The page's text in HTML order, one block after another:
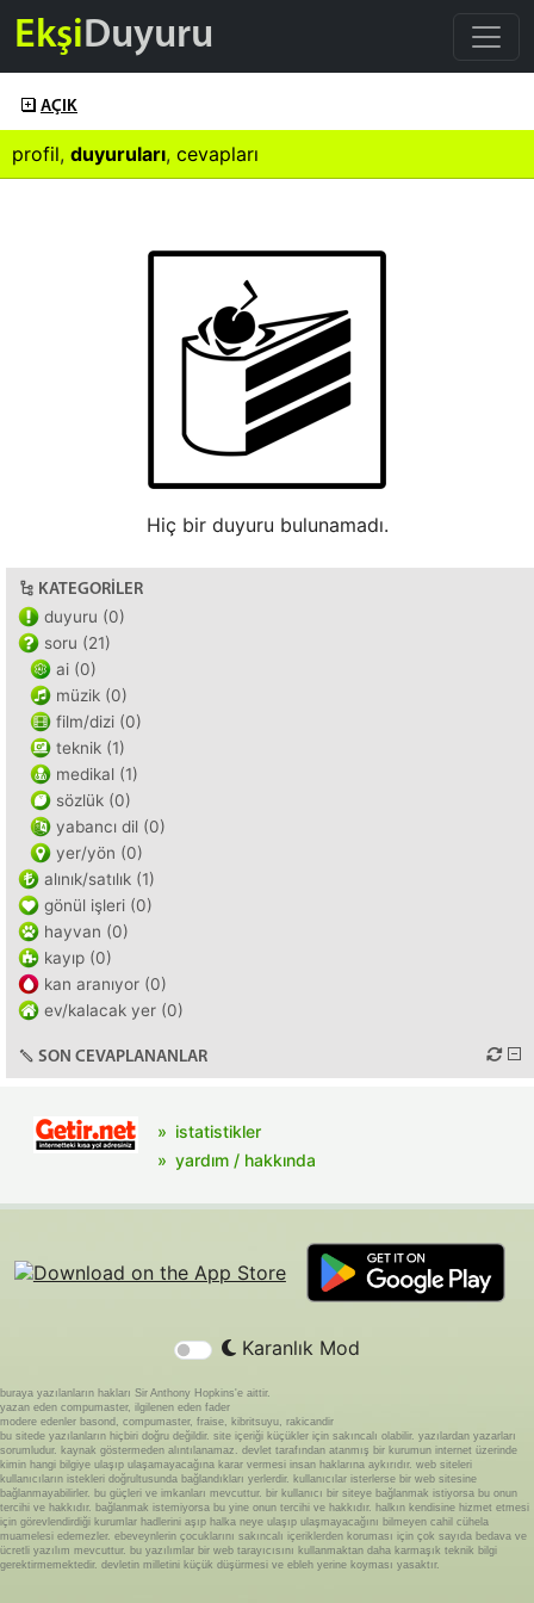
EkşiDuyuru
AÇIK
profil, duyuruları, cevapları
Hiç bir duyuru bulunamadı.
KATEGORILER
duyuru (0)
soru (21)
ai (0)
müzik (0)
film/dizi (0)
teknik (1)
medikal (1)
sözlük (0)
yabancı dil (0)
yer/yön (0)
alınık/satılık (1)
gönül işleri (0)
hayvan (0)
kayıp (0)
kan aranıyor (0)
ev/kalacak yer (0)
SON CEVAPLANANLAR
istatistikler
yardım / hakkında
Karanlık Mod
buraya yazılanların hakları Sir Anthony Hopkins'e aittir.
yazan eden compumaster, ilgilenen eden fader
modere edenler basond, compumaster, fraise, kibritsuyu, rakicandir
bu sitede yazılanların hiçbiri doğru değildir. site içeriği küçükler için sakıncalı olabilir. yazılardan yazarları
sorumludur. kaynak göstermeden alıntılanamaz. devlet tarafından atanmış bir kurumun internet üzerinde
kimin hangi bilgiye ulaşıp ulaşamayacağına karar vermesi insan haklarına aykırıdır. web siteleri
kullanıcıların istekleri doğrultusunda bağlandıkları yerlerdir. kullanıcılar isterlerse bir web sitesine
bağlanmayabilirler. bu güçleri ve imkanları mevcuttur. bir kullanıcı bir siteye bağlanmak istiyorsa bu onun
tercihi ve hakkıdır. bağlanmak istemiyorsa bu yine onun tercihi ve hakkıdır. halkın kendisine hizmet etmesi
için görevlendirdiği kurumlar hadlerini aşıp halka neye ulaşıp ulaşmayacağını bilmeyen cahil cühela
muamelesi edemezler. ebeveynlerin çocuklarını sakıncalı içeriklerden koruması için çok sayıda bedava ve
ücretli yazılım mevcuttur. bu yazılımlar bir web tarayıcısını kullanmaktan daha karmaşık teknik bilgi
gerektirmemektedir. devletin milletini küçük düşürmesi ve ebleh yerine koyması yasaktır.